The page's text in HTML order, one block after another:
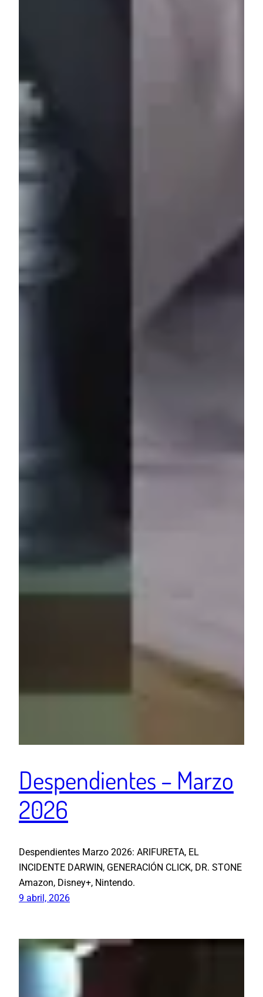
Despendientes – Marzo
2026
Despendientes Marzo 2026: ARIFURETA, EL
INCIDENTE DARWIN, GENERACIÓN CLICK, DR. STONE
Amazon, Disney+, Nintendo.
9 abril, 2026